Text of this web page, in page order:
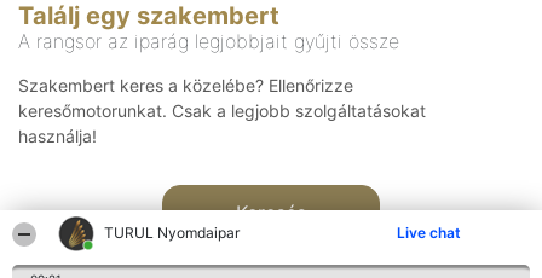
TURUL Nyomdaipar Live chat
Találj egy szakembert
A rangsor az iparág legjobbjait gyűjti össze
Szakembert keres a közelébe? Ellenőrizze
keresőmotorunkat. Csak a legjobb szolgáltatásokat
használja!
Keresés